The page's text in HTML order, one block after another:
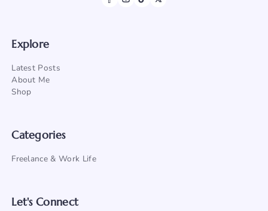
Explore
Latest Posts
About Me
Shop
Categories
Freelance & Work Life
Let's Connect